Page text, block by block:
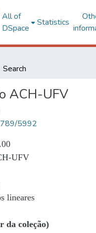
All of
DSpace
Statistics
Search
ACH-UFV
5992
UFV
lineares
da coleção)